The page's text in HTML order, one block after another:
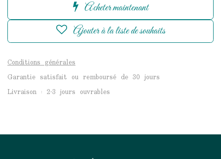
Acheter maintenant
Ajouter à la liste de souhaits
Conditions générales
Garantie satisfait ou remboursé de 30 jours
Livraison : 2-3 jours ouvrables